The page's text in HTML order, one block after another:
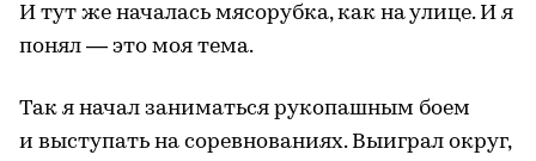
И тут же началась мясорубка, как на улице. И я
понял — это моя тема.
Так я начал заниматься рукопашным боем
и выступать на соревнованиях. Выиграл округ,